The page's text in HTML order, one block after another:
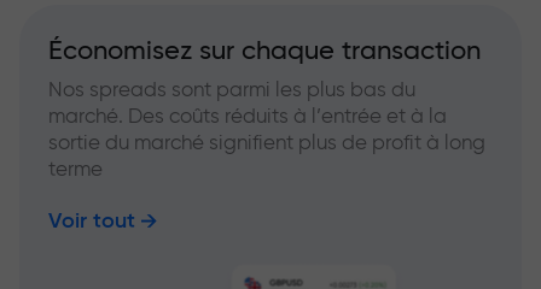
Économisez sur chaque transaction
Nos spreads sont parmi les plus bas du
marché. Des coûts réduits à l’entrée et à la
sortie du marché signifient plus de profit à long
terme
Voir tout